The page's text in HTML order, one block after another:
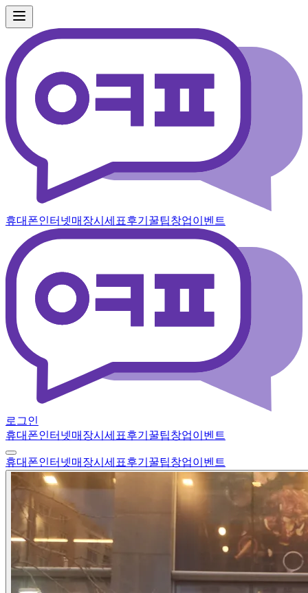
휴대폰인터넷매장시세표후기 꿀팁창업이벤트
로그인
휴대폰인터넷매장시세표후기 꿀팁창업이벤트
휴대폰인터넷매장시세표후기 꿀팁창업이벤트